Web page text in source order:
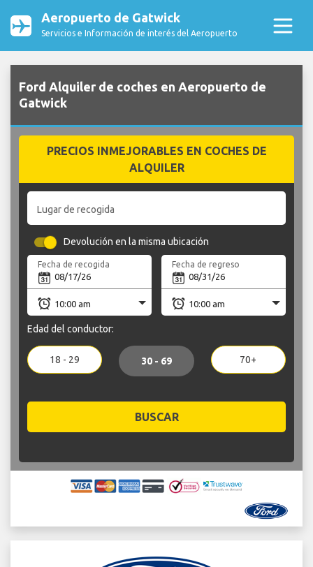
Aeropuerto de Gatwick
Servicios e Información de interés del Aeropuerto
Ford Alquiler de coches en Aeropuerto de
Gatwick
PRECIOS INMEJORABLES EN COCHES DE
ALQUILER
Lugar de recogida
Devolución en la misma ubicación
Fecha de recogida Fecha de regreso
Edad del conductor:
18 - 29 30 - 69 70+
BUSCAR